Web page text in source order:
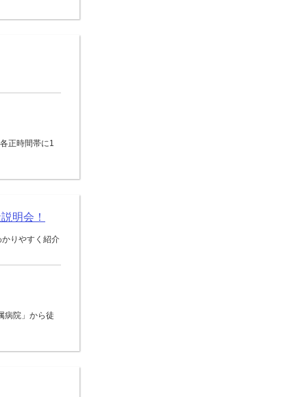
正時間帯に1
明会！
りやすく紹介
病院」から徒